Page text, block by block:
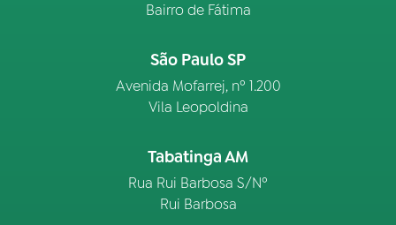
Bairro de Fátima
São Paulo SP
Avenida Mofarrej, nº 1.200
Vila Leopoldina
Tabatinga AM
Rua Rui Barbosa S/Nº
Rui Barbosa